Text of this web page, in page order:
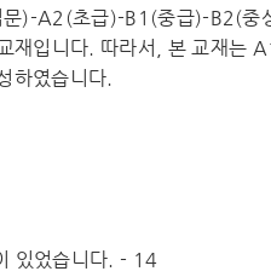
)-A2(초급)-B1(중급)-B2(중
재입니다. 따라서, 본 교재는
하였습니다.
있었습니다. - 14